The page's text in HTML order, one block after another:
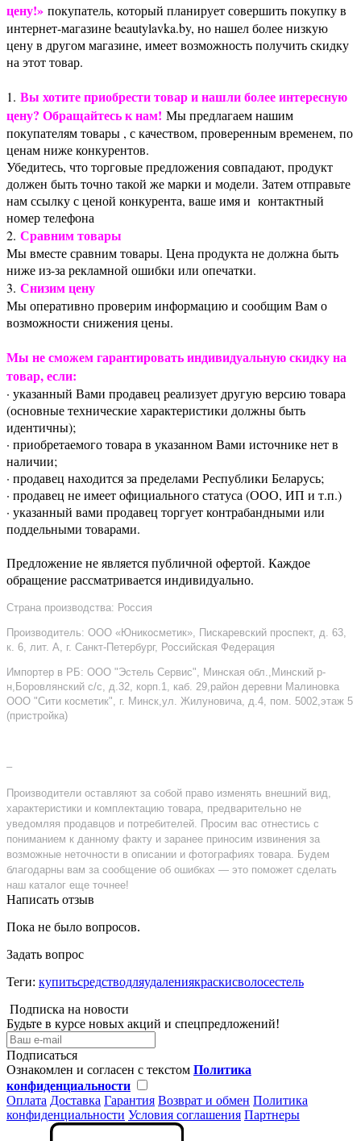
цену!» покупатель, который планирует совершить покупку в
интернет-магазине beautylavka.by, но нашел более низкую
цену в другом магазине, имеет возможность получить скидку
на этот товар.
1. Вы хотите приобрести товар и нашли более интересную
цену? Обращайтесь к нам! Мы предлагаем нашим
покупателям товары , с качеством, проверенным временем, по
ценам ниже конкурентов.
Убедитесь, что торговые предложения совпадают, продукт
должен быть точно такой же марки и модели. Затем отправьте
нам ссылку с ценой конкурента, ваше имя и контактный
номер телефона
2. Сравним товары
Мы вместе сравним товары. Цена продукта не должна быть
ниже из-за рекламной ошибки или опечатки.
3. Снизим цену
Мы оперативно проверим информацию и сообщим Вам о
возможности снижения цены.
Мы не сможем гарантировать индивидуальную скидку на
товар, если:
· указанный Вами продавец реализует другую версию товара
(основные технические характеристики должны быть
идентичны);
· приобретаемого товара в указанном Вами источнике нет в
наличии;
· продавец находится за пределами Республики Беларусь;
· продавец не имеет официального статуса (ООО, ИП и т.п.)
· указанный вами продавец торгует контрабандными или
поддельными товарами.
Предложение не является публичной офертой. Каждое
обращение рассматривается индивидуально.
Страна производства: Россия
Производитель: ООО «Юникосметик», Пискаревский проспект, д. 63,
к. 6, лит. А, г. Санкт-Петербург, Российская Федерация
Импортер в РБ: ООО "Эстель Сервис", Минская обл.,Минский р-
н,Боровлянский с/с, д.32, корп.1, каб. 29,район деревни Малиновка
ООО "Сити косметик", г. Минск,ул. Жилуновича, д.4, пом. 5002,этаж 5
(пристройка)
–
Производители оставляют за собой право изменять внешний вид,
характеристики и комплектацию товара, предварительно не
уведомляя продавцов и потребителей. Просим вас отнестись с
пониманием к данному факту и заранее приносим извинения за
возможные неточности в описании и фотографиях товара. Будем
благодарны вам за сообщение об ошибках — это поможет сделать
наш каталог еще точнее!
Написать отзыв
Пока не было вопросов.
Задать вопрос
Теги: купитьсредстводляудалениякраскисволосестель
Подписка на новости
Будьте в курсе новых акций и спецпредложений!
Подписаться
Ознакомлен и согласен с текстом Политика
конфиденциальности
Оплата Доставка Гарантия Возврат и обмен Политика
конфиденциальности Условия соглашения Партнеры